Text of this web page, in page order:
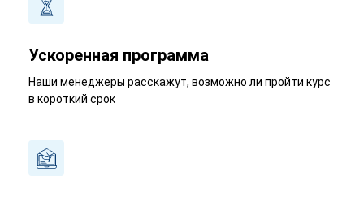
Ускоренная программа
Наши менеджеры расскажут, возможно ли пройти курс
в короткий срок